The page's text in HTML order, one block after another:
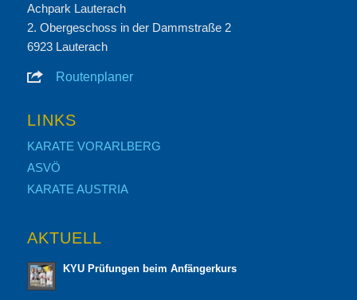
Achpark Lauterach
2. Obergeschoss in der Dammstraße 2
6923 Lauterach
Routenplaner
LINKS
KARATE VORARLBERG
ASVÖ
KARATE AUSTRIA
AKTUELL
KYU Prüfungen beim Anfängerkurs